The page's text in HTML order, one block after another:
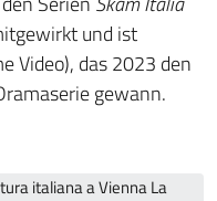
und ist
Video), das 2023 den
gewann.
italiana a Vienna La